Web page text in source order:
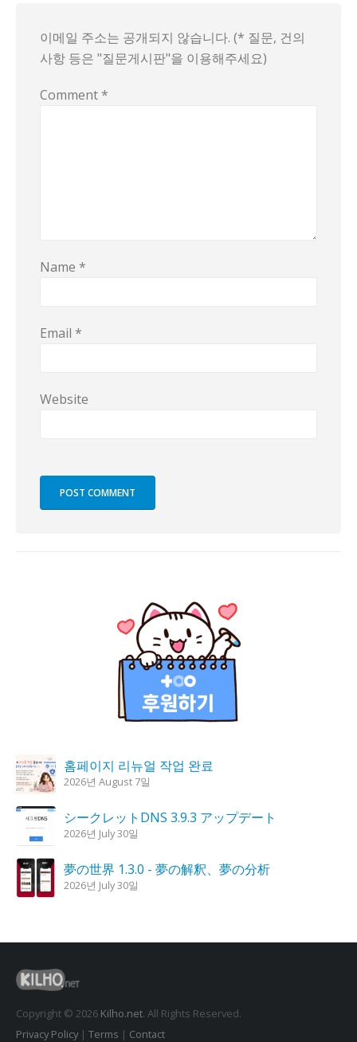
이메일 주소는 공개되지 않습니다. (* 질문, 건의
사항 등은 "질문게시판"을 이용해주세요)
Comment *
Name *
Email *
Website
홈페이지 리뉴얼 작업 완료
2026년 August 7일
シークレットDNS 3.9.3 アップデート
2026년 July 30일
夢の世界 1.3.0 - 夢の解釈、夢の分析
2026년 July 30일
鬼火キャンドル 1.6.0 アップデート
2026년 July 23일
Copyright © 2026 Kilho.net. All Rights Reserved.
Privacy Policy| Terms | Contact